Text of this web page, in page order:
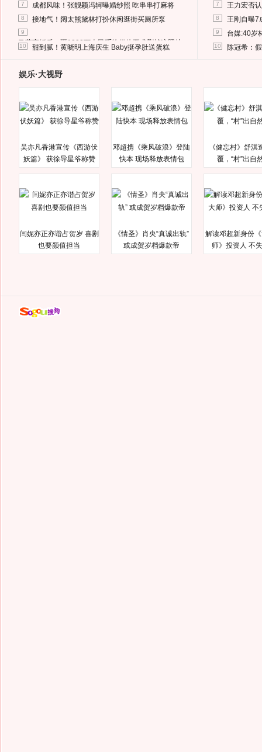
7 成都风味！张靓颖冯轲曝婚纱照 吃串串打麻将
8 接地气！阔太熊黛林打扮休闲逛街买厕所泵
9
马蓉离婚后，砸1000万人民币给媒体要求删掉这照片
10 甜到腻！黄晓明上海庆生 Baby挺孕肚送蛋糕
7 王力宏否
8 王刚自曝7
9 台媒:40岁
10 陈冠希：
娱乐·大视野
吴亦凡香港宣传《西游伏
妖篇》 获徐导星爷称赞
邓超携《乘风破浪》登陆
快本 现场释放表情包
《健忘村》舒淇
覆，“村”出自
闫妮亦正亦谐占贺岁 喜剧
也要颜值担当
《情圣》肖央“真诚出轨”
或成贺岁档爆款帝
解读邓超新身份
师》投资人 不